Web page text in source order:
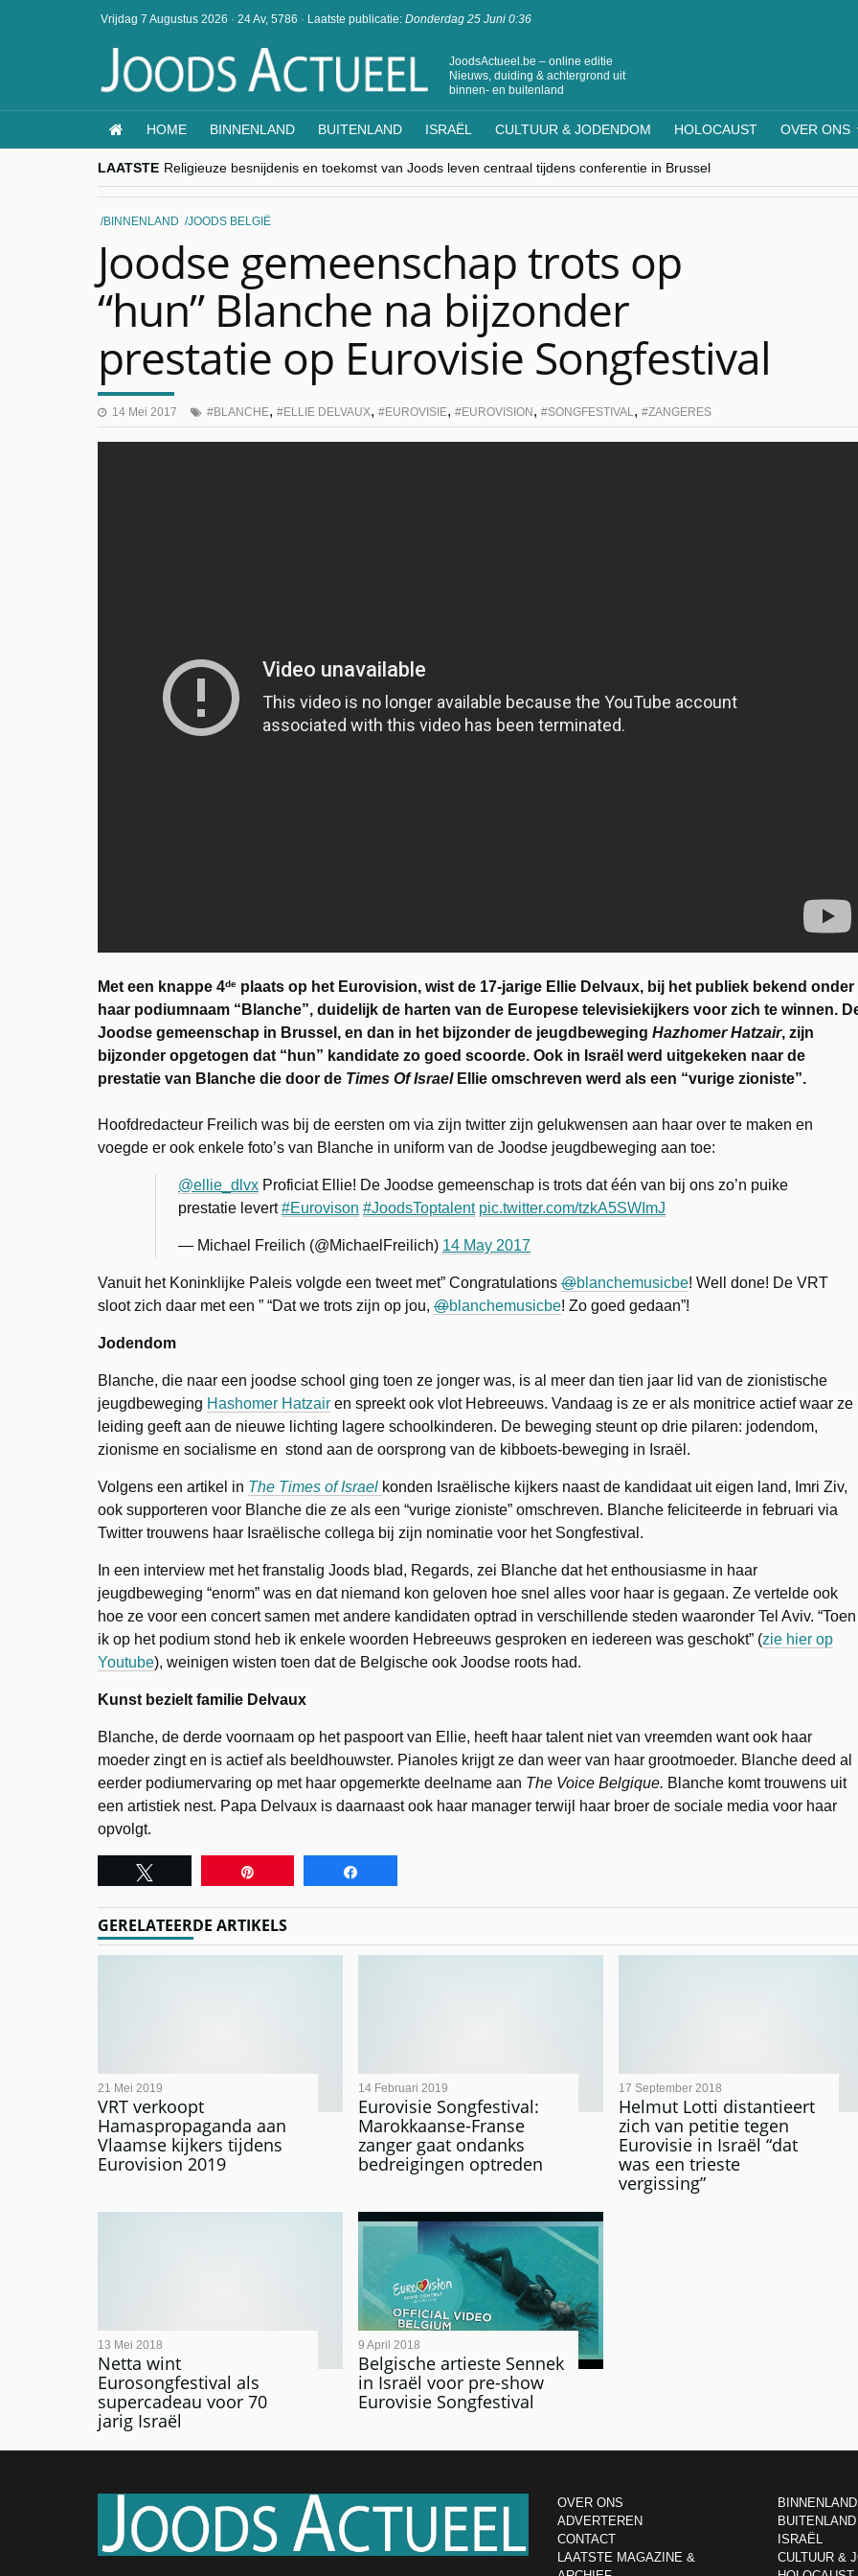
Vrijdag 7 Augustus 2026 · 24 Av, 5786 · Laatste publicatie: Donderdag 25 Juni 0:36
JoodsActueel.be – online editie
Nieuws, duiding & achtergrond uit
binnen- en buitenland
HOME BINNENLAND BUITENLAND ISRAËL CULTUUR & JODENDOM HOLOCAUST OVER ONS
LAATSTE Religieuze besnijdenis en toekomst van Joods leven centraal tijdens conferentie in Brussel
“Besnijdenisdebat toont hoe moeilijk seculiere Westen minderheden begrijpt”, Jinnih Beels (Vooruit)
CITYTRIP | ROEMENIË – Boekarest: de verrassing van Oost-Europa
“Vandaag zit elke Jood in België op de beklaagdenbank”
BINNENLAND JOODS BELGIË
Joodse gemeenschap trots op
“hun” Blanche na bijzonder
prestatie op Eurovisie Songfestival
14 Mei 2017 BLANCHE, ELLIE DELVAUX, EUROVISIE, EUROVISION, SONGFESTIVAL , ZANGERES
Met een knappe 4de plaats op het Eurovision, wist de 17-jarige Ellie Delvaux, bij het publiek bekend onder
haar podiumnaam “Blanche”, duidelijk de harten van de Europese televisiekijkers voor zich te winnen.
Joodse gemeenschap in Brussel, en dan in het bijzonder de jeugdbeweging Hazhomer Hatzair, zijn
bijzonder opgetogen dat “hun” kandidate zo goed scoorde. Ook in Israël werd uitgekeken naar de
prestatie van Blanche die door de Times Of IsraelEllie omschreven werd als een “vurige zioniste”.
Hoofdredacteur Freilich was bij de eersten om via zijn twitter zijn gelukwensen aan haar over te maken en
voegde er ook enkele foto’s van Blanche in uniform van de Joodse jeugdbeweging aan toe:
@ellie_dlvx Proficiat Ellie! De Joodse gemeenschap is trots dat één van bij ons zo’n puike
prestatie levert#Eurovison #JoodsToptalent pic.twitter.com/tzkA5SWImJ
— Michael Freilich (@MichaelFreilich) 14 May 2017
Vanuit het Koninklijke Paleis volgde een tweet met” Congratulations @blanchemusicbe! Well done! De VRT
sloot zich daar met een ” “Dat we trots zijn op jou, @blanchemusicbe! Zo goed gedaan”!
Jodendom
Blanche, die naar een joodse school ging toen ze jonger was, is al meer dan tien jaar lid van de zionistische
jeugdbeweging Hashomer Hatzair en spreekt ook vlot Hebreeuws. Vandaag is ze er als monitrice actief waar ze
leiding geeft aan de nieuwe lichting lagere schoolkinderen. De beweging steunt op drie pilaren: jodendom,
zionisme en socialisme en stond aan de oorsprong van de kibboets-beweging in Israël.
Volgens een artikel in The Times of Israel konden Israëlische kijkers naast de kandidaat uit eigen land, Imri Ziv,
ook supporteren voor Blanche die ze als een “vurige zioniste” omschreven. Blanche feliciteerde in februari via
Twitter trouwens haar Israëlische collega bij zijn nominatie voor het Songfestival.
In een interview met het franstalig Joods blad, Regards, zei Blanche dat het enthousiasme in haar
jeugdbeweging “enorm” was en dat niemand kon geloven hoe snel alles voor haar is gegaan. Ze vertelde ook
hoe ze voor een concert samen met andere kandidaten optrad in verschillende steden waaronder Tel Aviv. “Toen
ik op het podium stond heb ik enkele woorden Hebreeuws gesproken en iedereen was geschokt” (zie hier op
Youtube), weinigen wisten toen dat de Belgische ook Joodse roots had.
Kunst bezielt familie Delvaux
Blanche, de derde voornaam op het paspoort van Ellie, heeft haar talent niet van vreemden want ook haar
moeder zingt en is actief als beeldhouwster. Pianoles krijgt ze dan weer van haar grootmoeder. Blanche deed al
eerder podiumervaring op met haar opgemerkte deelname aan The Voice Belgique. Blanche komt trouwens uit
een artistiek nest. Papa Delvaux is daarnaast ook haar manager terwijl haar broer de sociale media voor haar
opvolgt.
GERELATEERDE ARTIKELS
VRT verkoopt
Hamaspropaganda aan
Vlaamse kijkers tijdens
Eurovision 2019
21 Mei 2019
Eurovisie Songfestival:
Marokkaanse-Franse
zanger gaat ondanks
bedreigingen optreden
14 Februari 2019
Helmut Lotti distantieert
zich van petitie tegen
Eurovisie in Israël “dat
was een trieste
vergissing”
17 September 2018
Netta wint
Eurosongfestival als
supercadeau voor 70
jarig Israël
13 Mei 2018
Belgische artieste Sennek
in Israël voor pre-show
Eurovisie Songfestival
9 April 2018
OVER ONS
ADVERTEREN
CONTACT
LAATSTE MAGAZINE &
BINNENLAND
BUITENLAND
ISRAËL
CULTUUR &